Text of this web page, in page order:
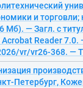
и
Мб). — Загл. с
Acrobat Reader
vr/vr26-368. —
Петербург,